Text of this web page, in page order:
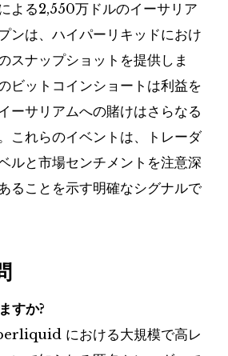
よる2,550万ドルのイーサリア
ンは、ハイパーリキッドにおけ
スナップショットを提供しま
ビットコインショートは利益を
ーサリアムへの賭けはさらなる
これらのイベントは、トレーダ
ルと市場センチメントを注意深
ることを示す明確なシグナルで
すか?
における大規模で高レ